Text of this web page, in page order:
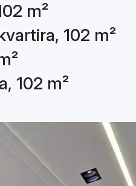
m²
102 m²
102 m²